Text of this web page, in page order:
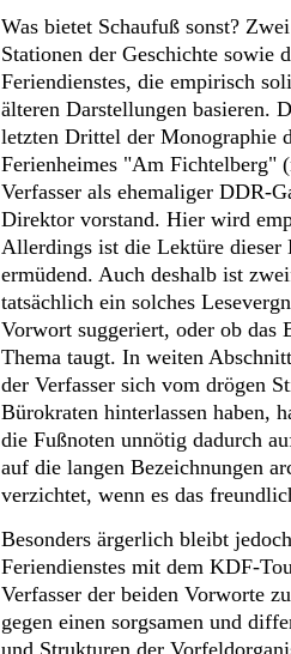
Was bietet Schaufuß sonst?
Stationen der Geschichte sowie
Feriendienstes, die empirisch
älteren Darstellungen basieren.
letzten Drittel der Monographie
Ferienheimes "Am Fichtelberg"
Verfasser als ehemaliger DDR-
Direktor vorstand. Hier wird
Allerdings ist die Lektüre dieser
ermüdend. Auch deshalb ist
tatsächlich ein solches
Vorwort suggeriert, oder ob das
Thema taugt. In weiten
der Verfasser sich vom drögen
Bürokraten hinterlassen haben,
die Fußnoten unnötig dadurch
auf die langen Bezeichnungen
verzichtet, wenn es das
Besonders ärgerlich bleibt
Feriendienstes mit dem KDF-
Verfasser der beiden Vorworte
gegen einen sorgsamen und
und Strukturen der